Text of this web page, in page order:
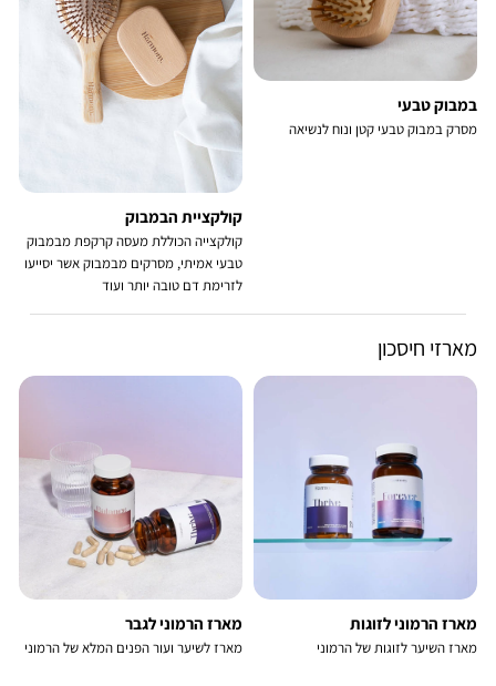
במבוק טבעי
מסרק במבוק טבעי קטן ונוח לנשיאה
קולקציית הבמבוק
קולקצייה הכוללת מעסה קרקפת מבמבוק
טבעי אמיתי, מסרקים מבמבוק אשר יסייעו
לזרימת דם טובה יותר ועוד
מארזי חיסכון
מארז הרמוני לזוגות
מארז השיער לזוגות של הרמוני
מארז הרמוני לגבר
מארז לשיער ועור הפנים המלא של הרמוני